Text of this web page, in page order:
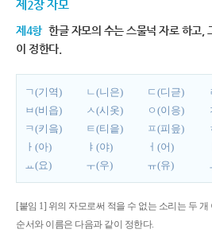
제2장 자모
제4항 한글 자모의 수는 스물넉 자로 하고,
이 정한다.
ㄱ(기역) ㄴ(니은) ㄷ(디귿)
ㅂ(비읍)
ㅅ(시옷) ㅇ(이응)
ㅋ(키읔)
ㅌ(티읕) ㅍ(피읖)
ㅏ(아)
ㅑ(야) ㅓ(어)
ㅛ(요)
ㅜ(우) ㅠ(유)
[붙임 1] 위의 자모로써 적을 수 없는 소리는 두
순서와 이름은 다음과 같이 정한다.